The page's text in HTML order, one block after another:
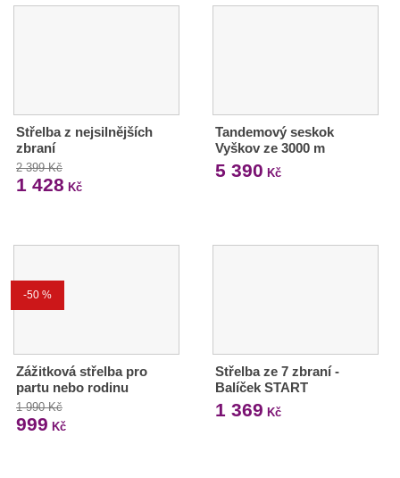
Střelba z nejsilnějších
zbraní
2 399 Kč
1 428 Kč
Tandemový seskok
Vyškov ze 3000 m
5 390 Kč
-50 %
Zážitková střelba pro
partu nebo rodinu
1 990 Kč
999 Kč
Střelba ze 7 zbraní -
Balíček START
1 369 Kč